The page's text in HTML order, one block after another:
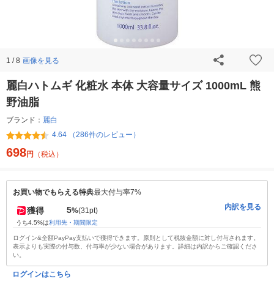
1 / 8 画像を見る
麗白ハトムギ 化粧水 本体 大容量サイズ 1000mL 熊
野油脂
ブランド： 麗白
4.64 （286件のレビュー）
698円 （税込）
お買い物でもらえる特典最大付与率7%
獲得 5%(31pt)
うち4.5%は利用先・期間限定
内訳を見る
ログイン&全額PayPay支払いで獲得できます。原則として税抜金額に対し付与されます。
表示よりも実際の付与数、付与率が少ない場合があります。詳細は内訳からご確認くださ
い。
ログインはこちら